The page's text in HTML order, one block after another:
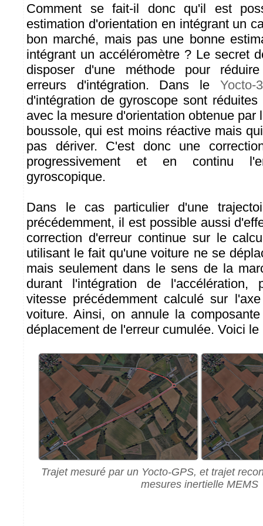
Comment se fait-il donc qu'il est
estimation d'orientation en intégrant un
bon marché, mais pas une bonne
intégrant un accéléromètre ? Le secret
disposer d'une méthode pour
erreurs d'intégration. Dans le Yocto-
d'intégration de gyroscope sont
avec la mesure d'orientation obtenue par
boussole, qui est moins réactive mais
pas dériver. C'est donc une
progressivement et en continu
gyroscopique.
Dans le cas particulier d'une
précédemment, il est possible aussi
correction d'erreur continue sur le
utilisant le fait qu'une voiture ne se
mais seulement dans le sens de la
durant l'intégration de l'accélération,
vitesse précédemment calculé sur
voiture. Ainsi, on annule la
déplacement de l'erreur cumulée. Voici le
Trajet mesuré par un Yocto-GPS, et trajet
mesures inertielle MEMS